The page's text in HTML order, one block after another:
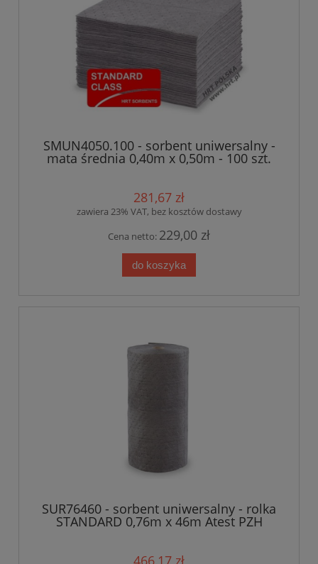
SMUN4050.100 - sorbent uniwersalny -
mata średnia 0,40m x 0,50m - 100 szt.
281,67 zł
zawiera 23% VAT, bez kosztów dostawy
Cena netto: 229,00 zł
do koszyka
SUR76460 - sorbent uniwersalny - rolka
STANDARD 0,76m x 46m Atest PZH